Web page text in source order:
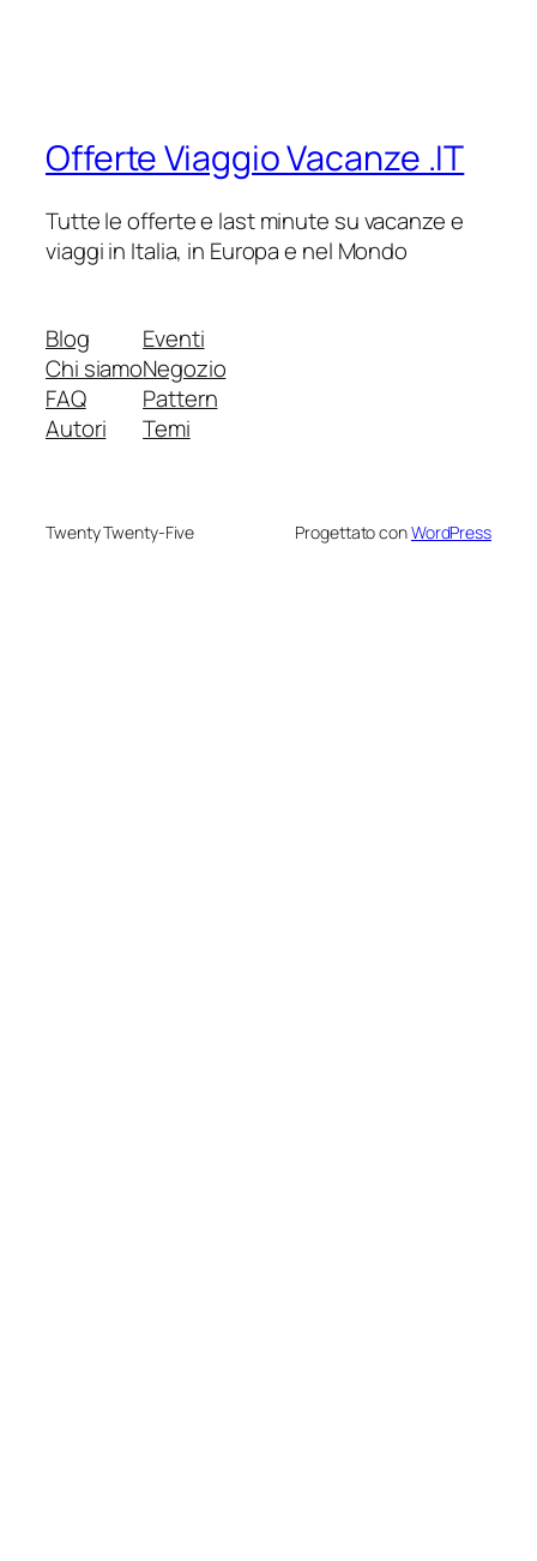
Offerte Viaggio Vacanze .IT
Tutte le offerte e last minute su vacanze e
viaggi in Italia, in Europa e nel Mondo
Blog
Chi siamo
FAQ
Autori
Eventi
Negozio
Pattern
Temi
Twenty Twenty-Five Progettato conWordPress